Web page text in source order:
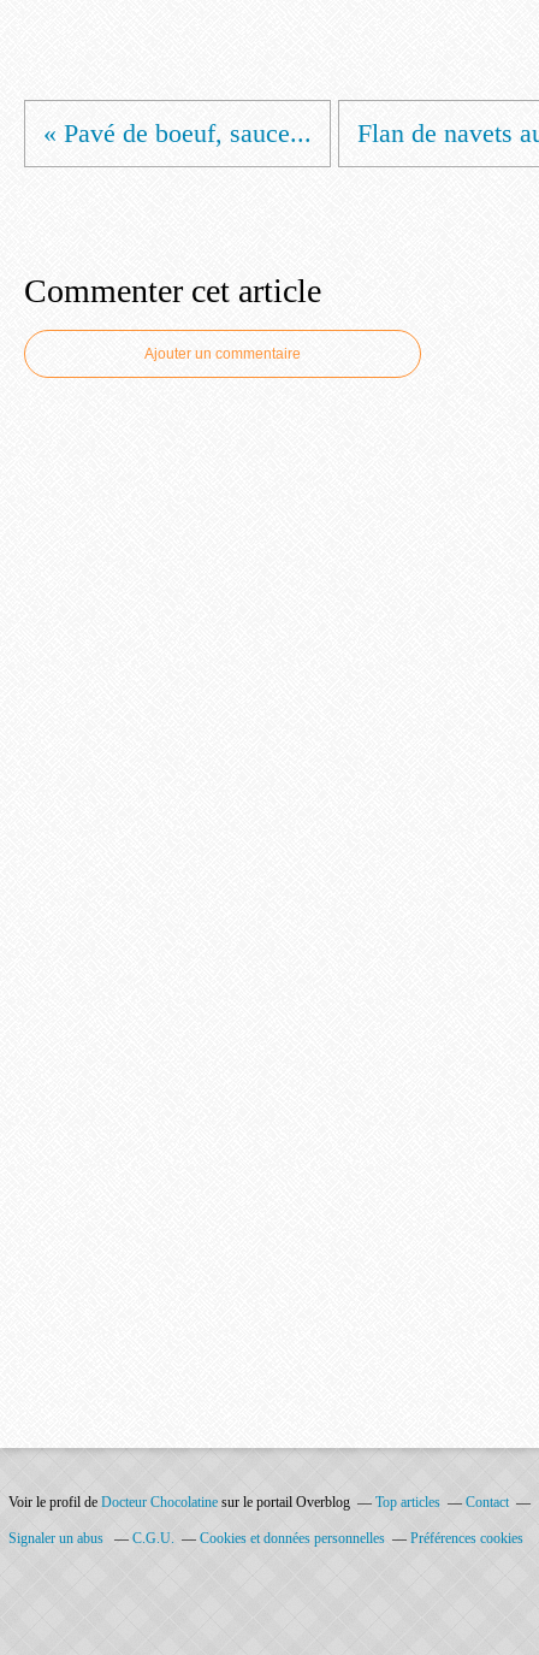
« Pavé de boeuf, sauce... Flan de navets
Commenter cet article
Ajouter un commentaire
Voir le profil de Docteur Chocolatine sur le portail Overblog Top articles Contact
Signaler un abus C.G.U. Cookies et données personnelles Préférences cookies